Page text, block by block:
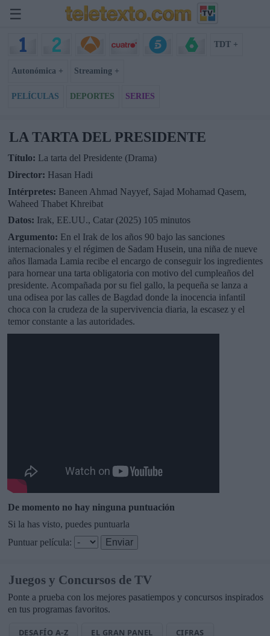
☰
TDT +
Autonómica + Streaming +
PELÍCULAS DEPORTES SERIES
LA TARTA DEL PRESIDENTE
Título: La tarta del Presidente (Drama)
Director: Hasan Hadi
Intérpretes: Baneen Ahmad Nayyef, Sajad Mohamad Qasem,
Waheed Thabet Khreibat
Datos: Irak, EE.UU., Catar (2025) 105 minutos
Argumento: En el Irak de los años 90 bajo las sanciones
internacionales y el régimen de Sadam Husein, una niña de nueve
años llamada Lamia recibe el encargo de conseguir los ingredientes
para hornear una tarta obligatoria con motivo del cumpleaños del
presidente. Acompañada por su fiel gallo, la pequeña se lanza a
una odisea por las calles de Bagdad donde la inocencia infantil
choca con la crudeza de la supervivencia diaria, la escasez y el
temor constante a las autoridades.
De momento no hay ninguna puntuación
Si la has visto, puedes puntuarla
Puntuar película:
Juegos y Concursos de TV
Ponte a prueba con los mejores pasatiempos y concursos inspirados
en tus programas favoritos.
DESAFÍO A-Z EL GRAN PANEL CIFRAS